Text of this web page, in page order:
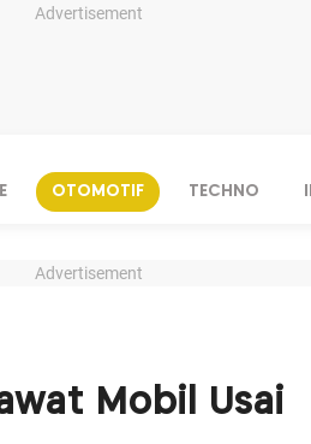
Advertisement
OTOMOTIF TECHNO
Advertisement
Mobil Usai